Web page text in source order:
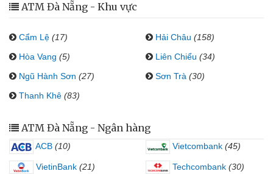
ATM Đà Nẵng - Khu vực
Cẩm Lệ (17) Hải Châu (158)
Hòa Vang (5) Liên Chiểu (34)
Ngũ Hành Sơn (27) Sơn Trà (30)
Thanh Khê (83)
ATM Đà Nẵng - Ngân hàng
ACB (10) Vietcombank (45)
VietinBank (21) Techcombank (30)